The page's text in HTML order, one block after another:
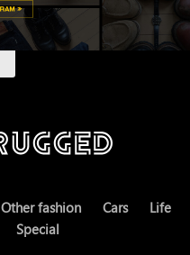
Other fashion Cars
Life
Special